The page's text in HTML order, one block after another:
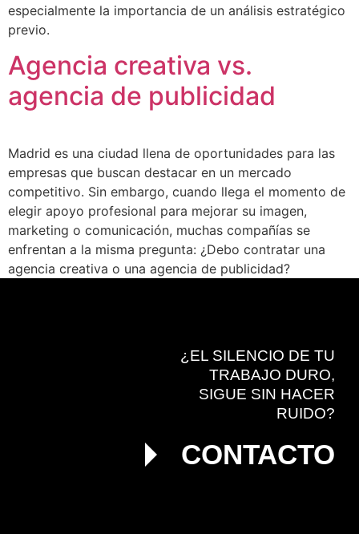
especialmente la importancia de un análisis estratégico
previo.
Agencia creativa vs.
agencia de publicidad
Madrid es una ciudad llena de oportunidades para las
empresas que buscan destacar en un mercado
competitivo. Sin embargo, cuando llega el momento de
elegir apoyo profesional para mejorar su imagen,
marketing o comunicación, muchas compañías se
enfrentan a la misma pregunta: ¿Debo contratar una
agencia creativa o una agencia de publicidad?
¿EL SILENCIO DE TU
TRABAJO DURO,
SIGUE SIN HACER
RUIDO?
CONTACTO